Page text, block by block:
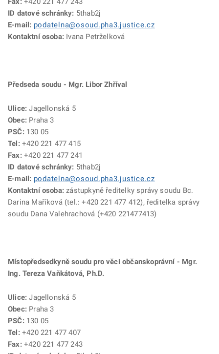
ID datové schránky: 5thab2j
E-mail: podatelna@osoud.pha3.justice.cz
Kontaktní osoba: Ivana Petrželková
Předseda soudu - Mgr. Libor Zhříval
Ulice:Jagellonská 5
Obec: Praha 3
PSČ: 130 05
Tel: +420 221 477 415
Fax: +420 221 477 241
ID datové schránky: 5thab2j
E-mail: podatelna@osoud.pha3.justice.cz
Kontaktní osoba:zástupkyně ředitelky správy soudu Bc.
Darina Maříková (tel.: +420 221 477 412), ředitelka správy
soudu Dana Valehrachová (+420 221477413)
Místopředsedkyně soudu pro věci občanskoprávní - Mgr.
Ing. Tereza Vaňkátová, Ph.D.
Ulice:Jagellonská 5
Obec: Praha 3
PSČ: 130 05
Tel: +420 221 477 407
Fax: +420 221 477 243